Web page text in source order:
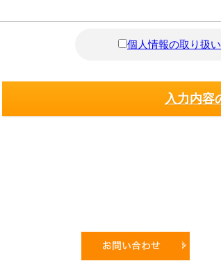
個人情報の取り扱い